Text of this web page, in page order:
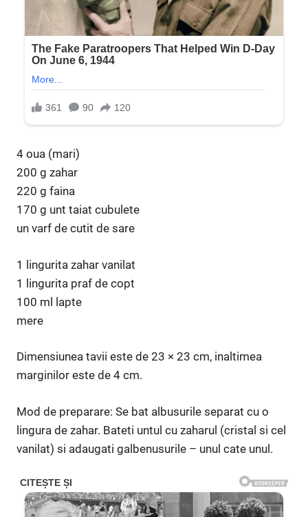
4 oua (mari)
200 g zahar
220 g faina
170 g unt taiat cubulete
un varf de cutit de sare
1 lingurita zahar vanilat
1 lingurita praf de copt
100 ml lapte
mere
Dimensiunea tavii este de 23 × 23 cm, inaltimea
marginilor este de 4 cm.
Mod de preparare: Se bat albusurile separat cu o
lingura de zahar. Bateti untul cu zaharul (cristal si cel
vanilat) si adaugati galbenusurile – unul cate unul.